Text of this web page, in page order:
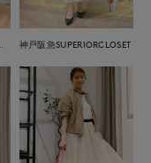
神戸阪急SUPERIORCLOSET